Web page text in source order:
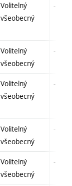
Volitelný
všeobecný
-
Volitelný
všeobecný
-
Volitelný
všeobecný
-
Volitelný
všeobecný
-
Volitelný
všeobecný
-